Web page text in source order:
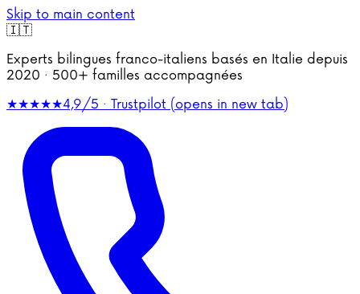
Skip to main content
🇮🇹
Experts bilingues franco-italiens basés en Italie depuis
2020 · 500+ familles accompagnées
★★★★★4,9/5 · Trustpilot (opens in new tab)